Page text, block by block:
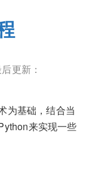
更新：
为基础，结合当
来实现一些